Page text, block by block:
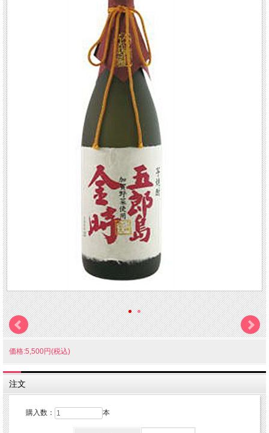
価格:5,500円(税込)
注文
購入数： 本